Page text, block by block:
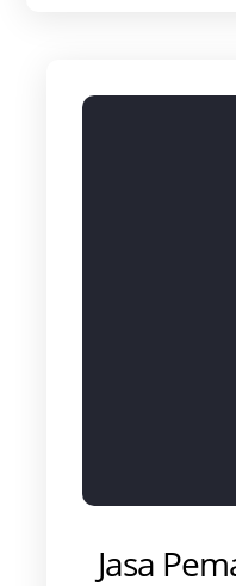
Jasa